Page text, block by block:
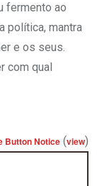
fermento ao
política, mantra
e os seus.
com qual
Button Notice (view)